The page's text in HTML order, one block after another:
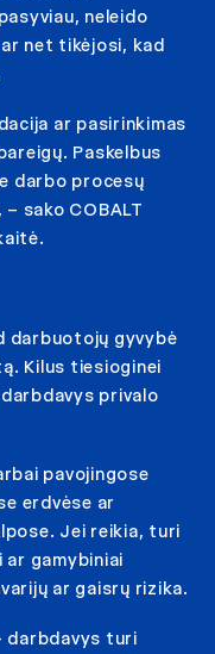
neleido
net tikėjosi, kad
ar pasirinkimas
Paskelbus
darbo procesų
sako COBALT
darbuotojų gyvybė
Kilus tiesioginei
privalo
pavojingose
erdvėse ar
Jei reikia, turi
gamybiniai
ar gaisrų rizika.
darbdavys turi